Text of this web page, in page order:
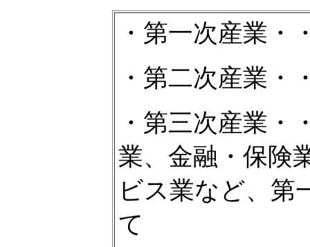
・第一次産業・
・第二次産業・
・第三次産業・
業、金融・保険
ビス業など、第
て